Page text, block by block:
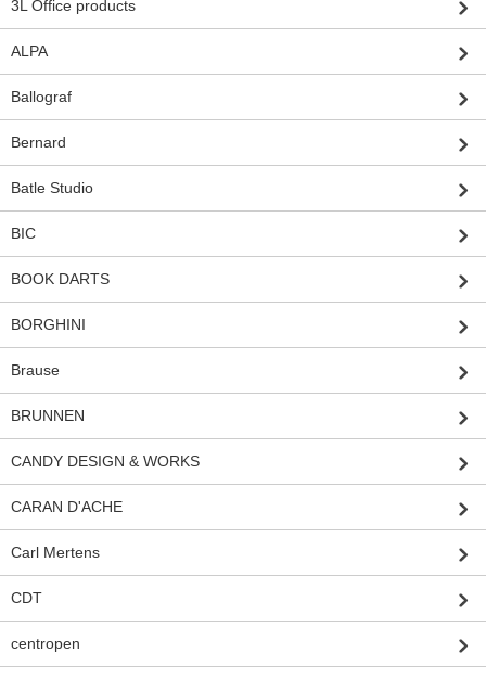
3L Office products
ALPA
Ballograf
Bernard
Batle Studio
BIC
BOOK DARTS
BORGHINI
Brause
BRUNNEN
CANDY DESIGN & WORKS
CARAN D'ACHE
Carl Mertens
CDT
centropen